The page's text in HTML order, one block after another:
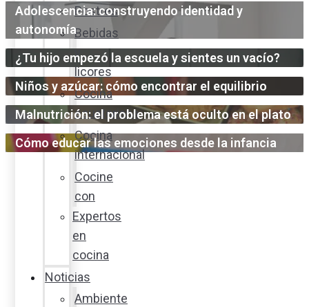
Postres
Bebidas
y
licores
Cocina
ecuatoriana
Cocina
internacional
Cocine
con
Expertos
en
cocina
Noticias
Ambiente
Adolescencia: construyendo identidad y
autonomía
¿Tu hijo empezó la escuela y sientes un vacío?
Niños y azúcar: cómo encontrar el equilibrio
Malnutrición: el problema está oculto en el plato
Cómo educar las emociones desde la infancia